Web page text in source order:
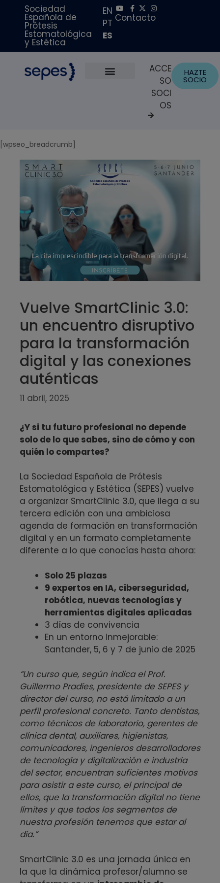
Sociedad
Española de
Prótesis
Estomatológica
y Estética
EN
PT
ES
Contacto
ACCE
SO
SOCI
OS
HAZTE
SOCIO
[wpseo_breadcrumb]
Vuelve SmartClinic 3.0:
un encuentro disruptivo
para la transformación
digital y las conexiones
auténticas
11 abril, 2025
¿Y si tu futuro profesional no depende
solo de lo que sabes, sino de cómo y con
quién lo compartes?
La Sociedad Española de Prótesis
Estomatológica y Estética (SEPES) vuelve
a organizar SmartClinic 3.0, que llega a su
tercera edición con una ambiciosa
agenda de formación en transformación
digital y en un formato completamente
diferente a lo que conocías hasta ahora:
Solo 25 plazas
9 expertos en IA, ciberseguridad,
robótica, nuevas tecnologías y
herramientas digitales aplicadas
3 días de convivencia
En un entorno inmejorable:
Santander, 5, 6 y 7 de junio de 2025
“Un curso que, según indica el Prof.
Guillermo Pradíes, presidente de SEPES y
director del curso, no está limitado a un
perfil profesional concreto. Tanto dentistas,
como técnicos de laboratorio, gerentes de
clínica dental, auxiliares, higienistas,
comunicadores, ingenieros desarrolladores
de tecnología y digitalización e industria
del sector, encuentran suficientes motivos
para asistir a este curso, el principal de
ellos, que la transformación digital no tiene
límites y que todos los segmentos de
nuestra profesión tenemos que estar al
día.”
SmartClinic 3.0 es una jornada única en
la que la dinámica profesor/alumno se